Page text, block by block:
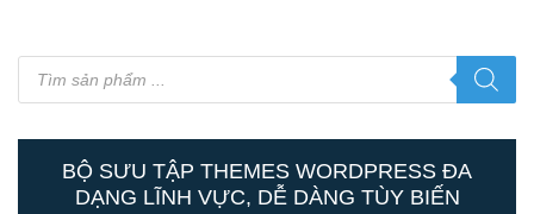
Tìm
kiếm
sản
BỘ SƯU TẬP THEMES WORDPRESS ĐA
DẠNG LĨNH VỰC, DỄ DÀNG TÙY BIẾN